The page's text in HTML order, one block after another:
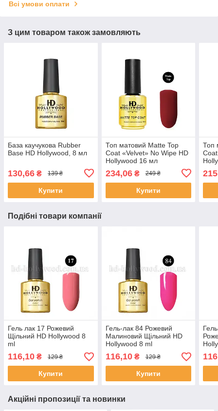
Всі умови оплати
З цим товаром також замовляють
База каучукова Rubber
Base HD Hollywood, 8 мл
130,66 ₴ 139 ₴
Купити
Топ матовий Matte Top
Coat «Velvet» No Wipe HD
Hollywood 16 мл
234,06₴ 249 ₴
Купити
Топ
Подібні товари компанії
Гель лак 17 Рожевий
Щільний HD Hollywood 8
ml
116,10 ₴ 129 ₴
Купити
Гель-лак 84 Рожевий
Малиновий Щільний HD
Hollywood 8 ml
116,10₴ 129 ₴
Купити
Акційні пропозиції та новинки